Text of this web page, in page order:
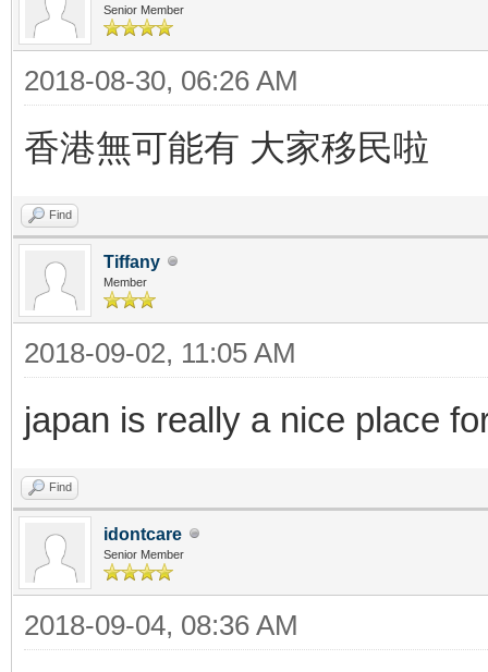
Senior Member
2018-08-30, 06:26 AM
香港無可能有 大家移民啦
Find
Tiffany
Member
2018-09-02, 11:05 AM
japan is really a nice place
Find
idontcare
Senior Member
2018-09-04, 08:36 AM